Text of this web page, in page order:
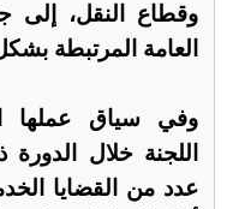
وقطاع النقل، إلى
العامة المرتبطة
وفي سياق عملها
اللجنة خلال الدورة
عدد من القضايا